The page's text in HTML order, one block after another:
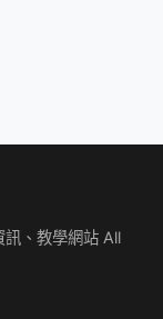
、教學網站 All